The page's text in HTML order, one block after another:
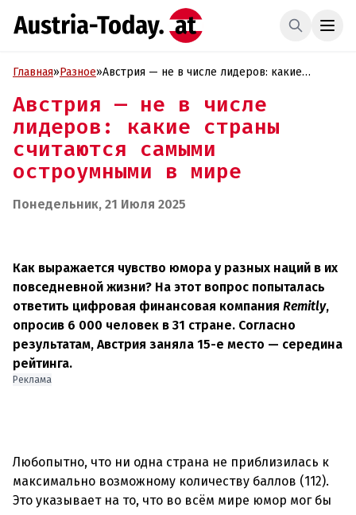
Главная»Разное»Австрия — не в числе лидеров: какие
мире
Австрия — не в числе
лидеров: какие страны
считаются самыми
остроумными в мире
Понедельник, 21 Июля 2025
Как выражается чувство юмора у разных наций в их
повседневной жизни? На этот вопрос попыталась
ответить цифровая финансовая компания Remitly,
опросив 6 000 человек в 31 стране. Согласно
результатам, Австрия заняла 15-е место — середина
рейтинга.
Реклама
Любопытно, что ни одна страна не приблизилась к
максимально возможному количеству баллов (112).
Это указывает на то, что во всём мире юмор мог бы